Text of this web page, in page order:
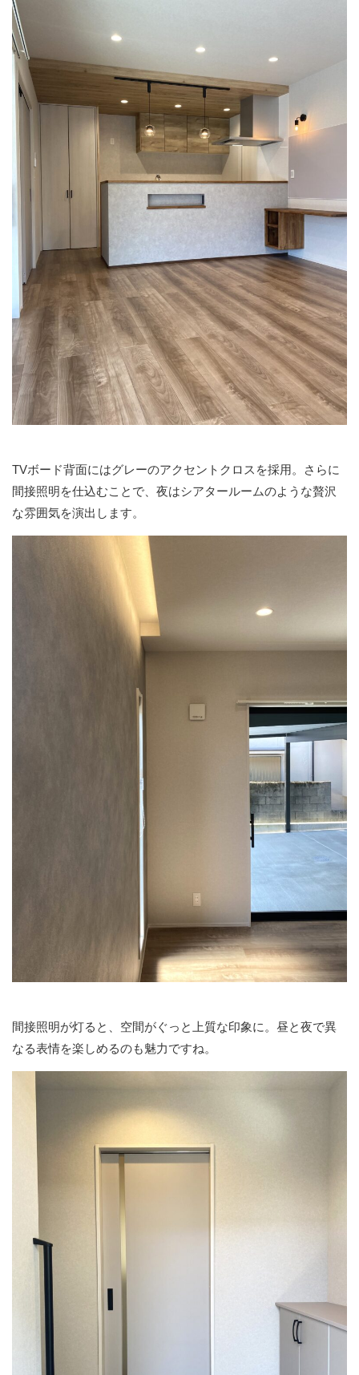
TVボード背面にはグレーのアクセントクロスを採用。さらに
間接照明を仕込むことで、夜はシアタールームのような贅沢
な雰囲気を演出します。
間接照明が灯ると、空間がぐっと上質な印象に。昼と夜で異
なる表情を楽しめるのも魅力ですね。